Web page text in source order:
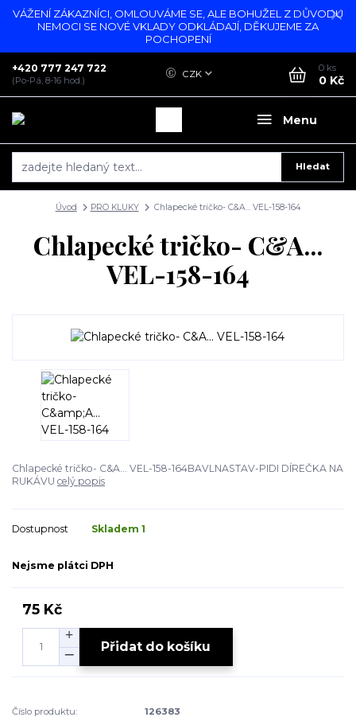
VÁŽENÍ ZÁKAZNÍCI, OMLOUVÁME SE, ALE BOHUŽEL Z DŮVODU
NEMOCI SE NOVÉ VKLADY ODKLÁDAJÍ, DĚKUJEME ZA
POCHOPENÍ
Menu
CZK
Hledat
+420 777 247 722
(Po-Pá, 8-16 hod.)
0 ks
0 Kč
Úvod PRO KLUKY Chlapecké tričko- C&A... VEL-158-164
Chlapecké tričko- C&A...
VEL-158-164
Chlapecké tričko- C&A... VEL-158-164BAVLNASTAV-PIDI DÍREČKA NA
RUKÁVU celý popis
Dostupnost Skladem 1
Nejsme plátci DPH
75 Kč
Přidat do košíku
Číslo produktu:
126383